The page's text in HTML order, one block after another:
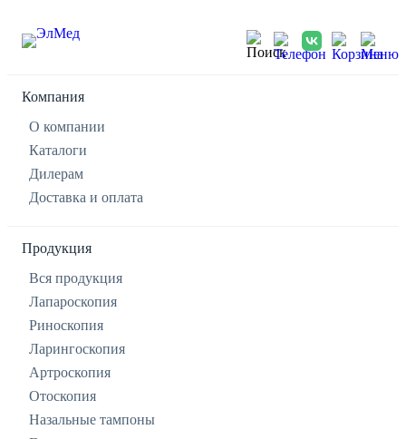
Компания
О компании
Каталоги
Дилерам
Доставка и оплата
Продукция
Вся продукция
Лапароскопия
Риноскопия
Ларингоскопия
Артроскопия
Отоскопия
Назальные тампоны